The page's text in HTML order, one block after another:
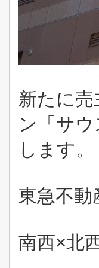
新たに
ン「サ
します。
東急不
南西×北